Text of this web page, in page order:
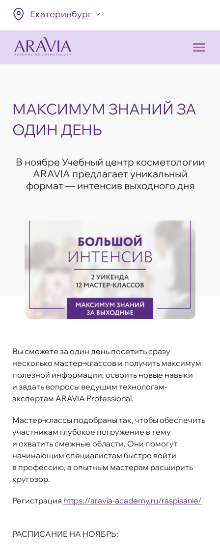
Екатеринбург
МАКСИМУМ ЗНАНИЙ ЗА
ОДИН ДЕНЬ
В ноябре Учебный центр косметологии
ARAVIA предлагает уникальный
формат — интенсив выходного дня
Вы сможете за один день посетить сразу
несколько мастер-классов и получить максимум
полезной информации, освоить новые навыки
и задать вопросы ведущим технологам-
экспертам ARAVIA Professional.
Мастер-классы подобраны так, чтобы обеспечить
участникам глубокое погружение в тему
и охватить смежные области. Они помогут
начинающим специалистам быстро войти
в профессию, а опытным мастерам расширить
кругозор.
Регистрация https://aravia-academy.ru/raspisanie/
РАСПИСАНИЕ НА НОЯБРЬ: